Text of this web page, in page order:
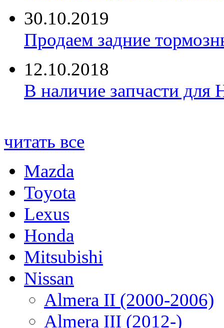
30.10.2019
Продаем задние
12.10.2018
В наличие запчасти для
читать все
Mazda
Toyota
Lexus
Honda
Mitsubishi
Nissan
Almera II (2000-2006)
Almera III (2012-)